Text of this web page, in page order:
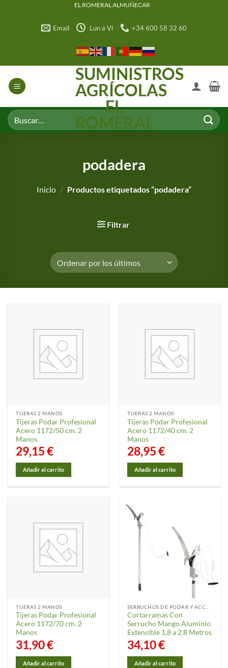
EL ROMERAL ALMUÑECAR
Email Lun a Vi +34 600 58 32 60
SUMINISTROS
AGRÍCOLAS
EL
ROMERAL
Buscar
por:
podadera
Inicio / Productos etiquetados “podadera”
Filtrar
TIJERAS 2 MANOS
Tijeras Podar Profesional
Acero 1172/50 cm. 2
Manos
29,15€
Añadir al carrito
TIJERAS 2 MANOS
Tijeras Podar Profesional
Acero 1172/40 cm. 2
Manos
28,95€
Añadir al carrito
TIJERAS 2 MANOS
Tijeras Podar Profesional
Acero 1172/70 cm. 2
Manos
31,90€
Añadir al carrito
Cortarramas Con
Serrucho Mango Aluminio
Extensible 1,8 a 2,8 Metros
34,10€
Añadir al carrito